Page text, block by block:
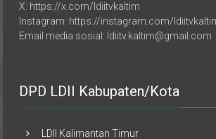
Instagram: https://instagram.com/ldiitvkaltim
Email media sosial: ldiitv.kaltim@gmail.com